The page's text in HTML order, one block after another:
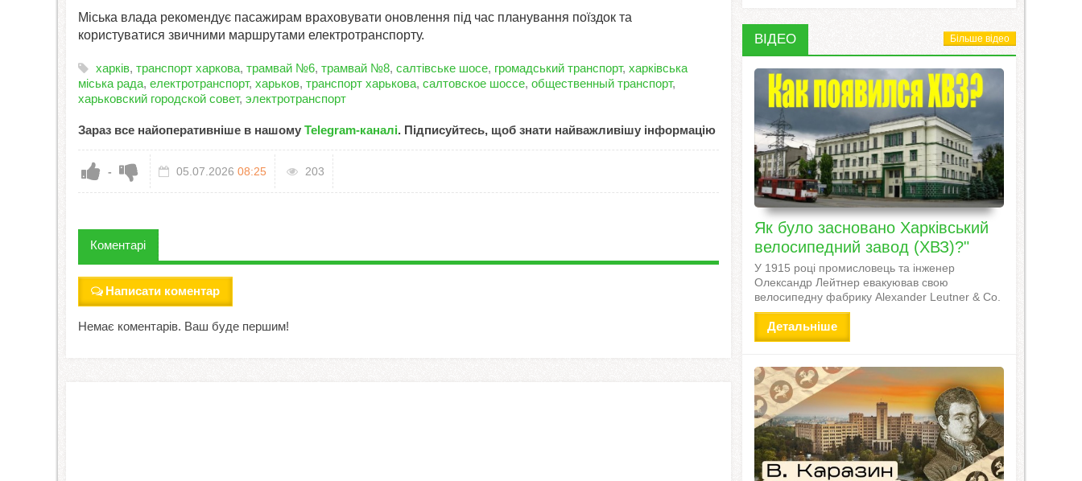
Міська влада рекомендує пасажирам враховувати оновлення під час планування поїздок та
користуватися звичними маршрутами електротранспорту.
харків, транспорт харкова, трамвай №6, трамвай №8, салтівське шосе, громадський транспорт, харківська
міська рада, електротранспорт, харьков, транспорт харькова, салтовское шоссе, общественный транспорт,
харьковский городской совет, электротранспорт
Зараз все найоперативніше в нашому Telegram-каналі. Підписуйтесь, щоб знати найважливішу інформацію
- 05.07.2026 08:25 203
Коментарі
Написати коментар
Немає коментарів. Ваш буде першим!
ВІДЕО Більше відео
Як було засновано Харківський
велосипедний завод (ХВЗ)?"
У 1915 році промисловець та інженер
Олександр Лейтнер евакуював свою
велосипедну фабрику Alexander Leutner & Co.
Детальніше